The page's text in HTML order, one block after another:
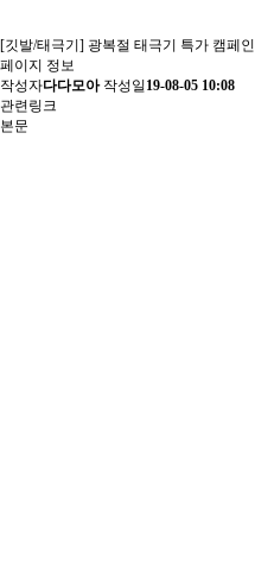
[깃발/태극기] 광복절 태극기 특가 캠페인
페이지 정보
작성자다다모아 작성일19-08-05 10:08
관련링크
본문